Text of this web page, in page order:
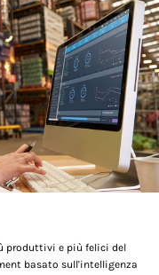
produttivi e più felici del
basato sull'intelligenza